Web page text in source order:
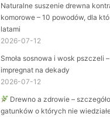
Naturalne suszenie drewna
komorowe – 10 powodów, dla
latami
2026-07-12
Smoła sosnowa i wosk pszczeli
impregnat na dekady
2026-07-12
Drewno a zdrowie –
gatunków o których nie